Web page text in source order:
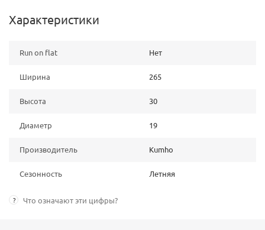
Характеристики
Run on flat Нет
Ширина 265
Высота 30
Диаметр 19
Производитель Kumho
Сезонность Летняя
? Что означают эти цифры?